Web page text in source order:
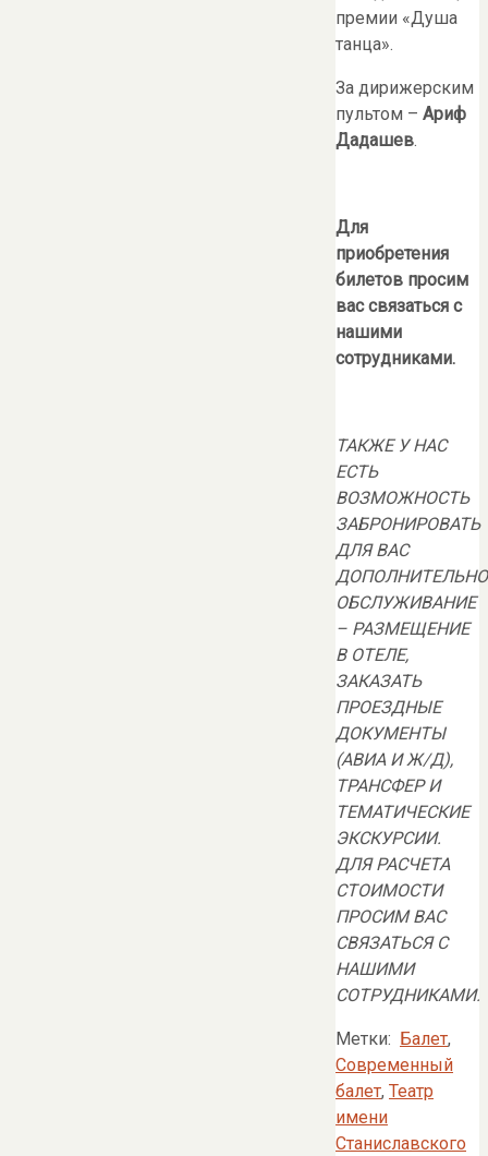
премии «Душа
танца».
За дирижерским
пультом – Ариф
Дадашев.
Для
приобретения
билетов просим
вас связаться с
нашими
сотрудниками.
ТАКЖЕ У НАС
ЕСТЬ
ВОЗМОЖНОСТЬ
ЗАБРОНИРОВАТЬ
ДЛЯ ВАС
ОБСЛУЖИВАНИЕ
– РАЗМЕЩЕНИЕ
В ОТЕЛЕ,
ЗАКАЗАТЬ
ПРОЕЗДНЫЕ
ДОКУМЕНТЫ
(АВИА И Ж/Д),
ТРАНСФЕР И
ТЕМАТИЧЕСКИЕ
ЭКСКУРСИИ.
ДЛЯ РАСЧЕТА
СТОИМОСТИ
ПРОСИМ ВАС
СВЯЗАТЬСЯ С
НАШИМИ
СОТРУДНИКАМИ.
Метки: Балет,
Современный
балет, Театр
имени
Станиславского